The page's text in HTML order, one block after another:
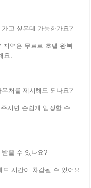
고 싶은데 가능한가요?
지역은 무료로 호텔 왕복
요.
처를 제시해도 되나요?
시면 손쉽게 입장할 수
을 수 있나요?
시간이 차감될 수 있어요.